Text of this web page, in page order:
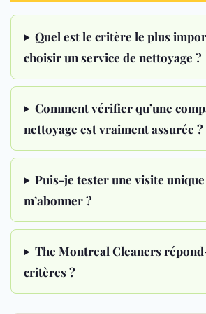
Quel est le critère le plus
choisir un service de nettoyage ?
Comment vérifier qu’une
nettoyage est vraiment assurée ?
Puis-je tester une visite unique
m’abonner ?
The Montreal Cleaners
critères ?